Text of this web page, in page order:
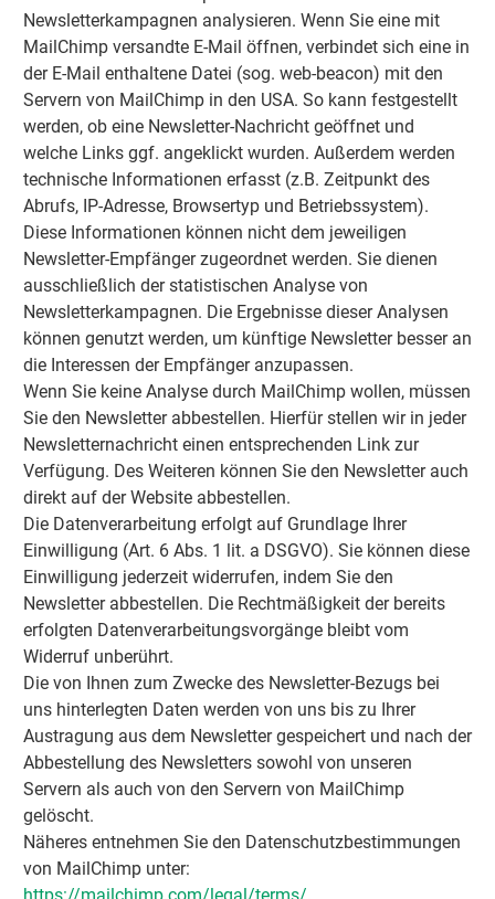
Newsletterkampagnen analysieren. Wenn Sie eine mit
MailChimp versandte E-Mail öffnen, verbindet sich eine in
der E-Mail enthaltene Datei (sog. web-beacon) mit den
Servern von MailChimp in den USA. So kann festgestellt
werden, ob eine Newsletter-Nachricht geöffnet und
welche Links ggf. angeklickt wurden. Außerdem werden
technische Informationen erfasst (z.B. Zeitpunkt des
Abrufs, IP-Adresse, Browsertyp und Betriebssystem).
Diese Informationen können nicht dem jeweiligen
Newsletter-Empfänger zugeordnet werden. Sie dienen
ausschließlich der statistischen Analyse von
Newsletterkampagnen. Die Ergebnisse dieser Analysen
können genutzt werden, um künftige Newsletter besser an
die Interessen der Empfänger anzupassen.
Wenn Sie keine Analyse durch MailChimp wollen, müssen
Sie den Newsletter abbestellen. Hierfür stellen wir in jeder
Newsletternachricht einen entsprechenden Link zur
Verfügung. Des Weiteren können Sie den Newsletter auch
direkt auf der Website abbestellen.
Die Datenverarbeitung erfolgt auf Grundlage Ihrer
Einwilligung (Art. 6 Abs. 1 lit. a DSGVO). Sie können diese
Einwilligung jederzeit widerrufen, indem Sie den
Newsletter abbestellen. Die Rechtmäßigkeit der bereits
erfolgten Datenverarbeitungsvorgänge bleibt vom
Widerruf unberührt.
Die von Ihnen zum Zwecke des Newsletter-Bezugs bei
uns hinterlegten Daten werden von uns bis zu Ihrer
Austragung aus dem Newsletter gespeichert und nach der
Abbestellung des Newsletters sowohl von unseren
Servern als auch von den Servern von MailChimp
gelöscht.
Näheres entnehmen Sie den Datenschutzbestimmungen
von MailChimp unter: